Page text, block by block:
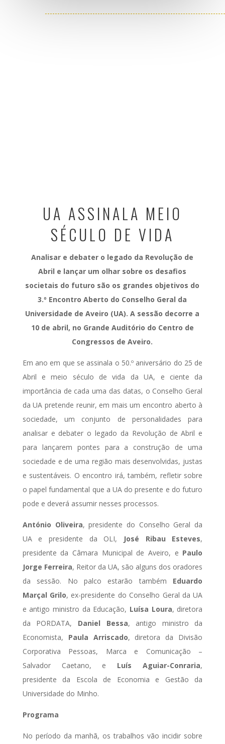
UA ASSINALA MEIO
SÉCULO DE VIDA
Analisar e debater o legado da Revolução de
Abril e lançar um olhar sobre os desafios
societais do futuro são os grandes objetivos do
3.º Encontro Aberto do Conselho Geral da
Universidade de Aveiro (UA). A sessão decorre a
10 de abril, no Grande Auditório do Centro de
Congressos de Aveiro.
Em ano em que se assinala o 50.º aniversário do 25 de
Abril e meio século de vida da UA, e ciente da
importância de cada uma das datas, o Conselho Geral
da UA pretende reunir, em mais um encontro aberto à
sociedade, um conjunto de personalidades para
analisar e debater o legado da Revolução de Abril e
para lançarem pontes para a construção de uma
sociedade e de uma região mais desenvolvidas, justas
e sustentáveis. O encontro irá, também, refletir sobre
o papel fundamental que a UA do presente e do futuro
pode e deverá assumir nesses processos.
António Oliveira, presidente do Conselho Geral da
UA e presidente da OLI,
José Ribau Esteves,
presidente da Câmara Municipal de Aveiro, e Paulo
Jorge Ferreira, Reitor da UA, são alguns dos oradores
da sessão. No palco estarão também Eduardo
Marçal Grilo, ex-presidente do Conselho Geral da UA
e antigo ministro da Educação, Luísa Loura, diretora
da PORDATA, Daniel Bessa, antigo ministro da
Economista, Paula Arriscado, diretora da Divisão
Corporativa Pessoas, Marca e Comunicação –
Salvador Caetano, e Luís Aguiar-Conraria,
presidente da Escola de Economia e Gestão da
Universidade do Minho.
Programa
No período da manhã, os trabalhos vão incidir sobre